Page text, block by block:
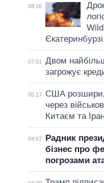
08:16
Єкатеринбурзі
07:51
Двом
загрожує
05:17
США
через
Китаєм та
04:57
Радник
бізнес про
погрозами